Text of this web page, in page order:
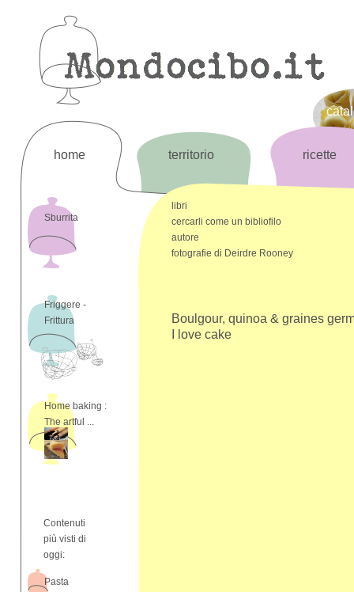
home territorio ricette
Sburrita
Friggere -
Frittura
Home baking :
The artful ...
Contenuti
più visti di
oggi:
Pasta
libri
cercarli come un bibliofilo
autore
fotografie di Deirdre Rooney
Boulgour, quinoa & graines
I love cake